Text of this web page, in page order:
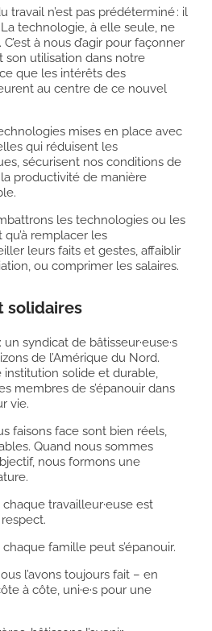
travail n’est pas prédéterminé : il
technologie, à elle seule, ne
à nous d’agir pour façonner
utilisation dans notre
que les intérêts des
au centre de ce nouvel
mises en place avec
qui réduisent les
sécurisent nos conditions de
productivité de manière
les technologies ou les
remplacer les
leurs faits et gestes, affaiblir
ou comprimer les salaires.
solidaires
syndicat de bâtisseur·euse·s
de l’Amérique du Nord.
solide et durable,
membres de s’épanouir dans
vie.
faisons face sont bien réels,
Quand nous sommes
nous formons une
travailleur·euse est
famille peut s’épanouir.
l’avons toujours fait – en
à côte, uni·e·s pour une